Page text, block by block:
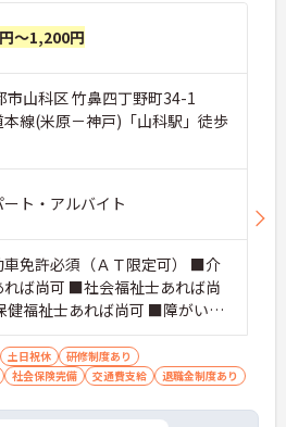
～1,200円
市山科区 竹鼻四丁野町34-1
本線(米原－神戸)「山科駅」徒歩
ト・アルバイト
免許必須（ＡＴ限定可） ■介
れば尚可 ■社会福祉士あれば尚
福祉士あれば尚可 ■障がい者
あれば尚可
土日祝休
研修制度あり
社会保険完備 交通費支給 退職金制度あり